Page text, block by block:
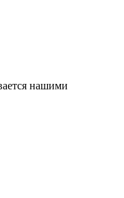
нашими